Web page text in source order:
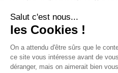
d’énergie et de chauffage. Nos
les données d’exploitation en
réduction des consommations et
Calculez vos
FAQ
Glossaire